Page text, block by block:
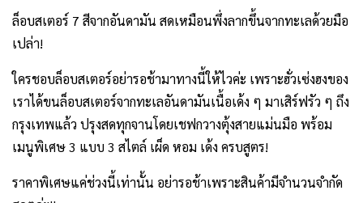
ล็อบสเตอร์ 7 สีจากอันดามัน สดเหมือนพึ่งลากขึ้นจากทะเลด้วยมือ
เปล่า!
ใครชอบล็อบสเตอร์อย่ารอช้ามาทางนี้ให้ไวค่ะ เพราะฮั่วเซ่งฮงของ
เราได้ขนล็อบสเตอร์จากทะเลอันดามันเนื้อเด้ง ๆ มาเสิร์ฟรัว ๆ ถึง
กรุงเทพแล้ว ปรุงสดทุกจานโดยเชฟกวางตุ้งสายแม่นมือ พร้อม
เมนูพิเศษ 3 แบบ 3 สไตล์ เผ็ด หอม เด้ง ครบสูตร!
ราคาพิเศษแค่ช่วงนี้เท่านั้น อย่ารอช้าเพราะสินค้ามีจำนวนจำกัด